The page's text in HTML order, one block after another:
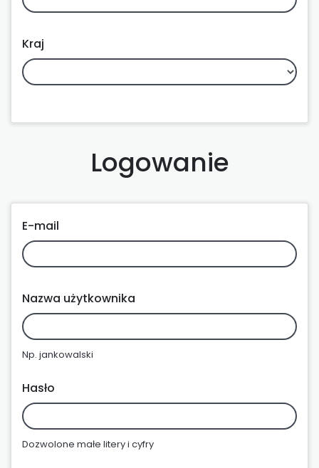
Kraj
Logowanie
E-mail
Nazwa użytkownika
Np. jankowalski
Hasło
Dozwolone małe litery i cyfry